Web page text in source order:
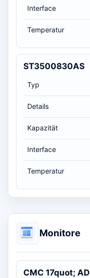
Interface
Temperatur
ST3500830AS
Typ
Details
Kapazität
Interface
Temperatur
Monitore
CMC 17quot; AD